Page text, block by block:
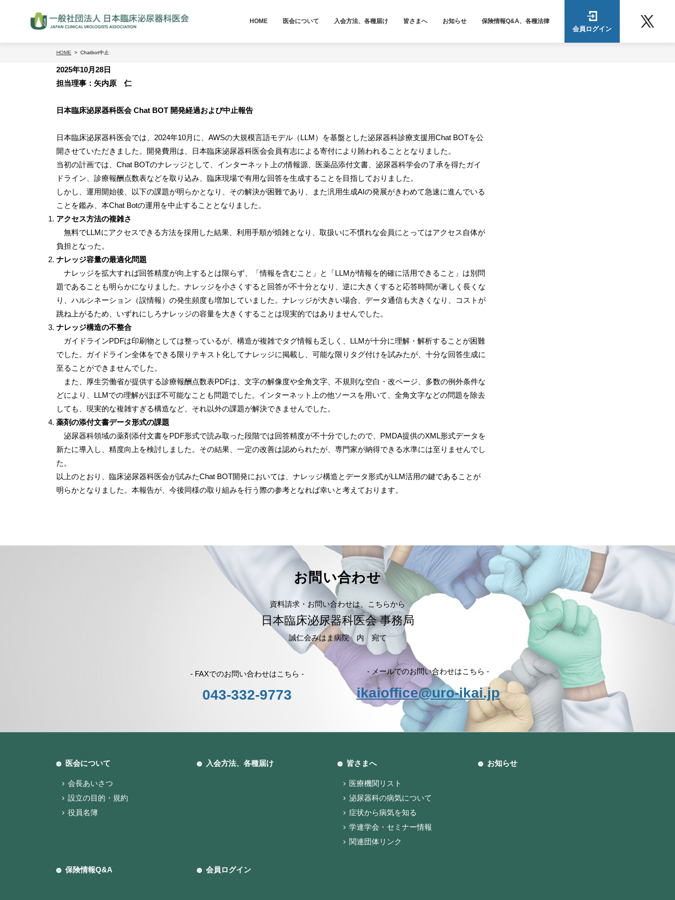
HOME 医会について 入会方法、各種届け 皆さまへ お知らせ 保険情報Q&A、各種法律
会員ログイン
HOME Chatbot中止
2025年10月 28 日
担当理事：矢内原 仁
日本臨床泌尿器科医会Chat BOT 開発経過および中止報告
日本臨床泌尿器科医会では、 2024年10月に、 AWSの大規模言語モデル（LLM）を基盤とした泌尿器科診療支援用Chat BOTを公
開させていただきました。開発費用は、日本臨床泌尿器科医会会員有志による寄付により賄われることとなりました。
当初の計画では、 Chat BOTのナレッジとして、インターネット上の情報源、医薬品添付文書、泌尿器科学会の了承を得たガイ
ドライン、診療報酬点数表などを取り込み、臨床現場で有用な回答を生成することを目指しておりました。
しかし、運用開始後、以下の課題が明らかとなり、その解決が困難であり、また汎用生成AIの発展がきわめて急速に進んでいる
ことを鑑み、本Chat Botの運用を中止することとなりました。
アクセス方法の複雑さ
無料でLLMにアクセスできる方法を採用した結果、利用手順が煩雑となり、取扱いに不慣れな会員にとってはアクセス自体が
負担となった。
ナレッジ容量の最適化問題
ナレッジを拡大すれば回答精度が向上するとは限らず、「情報を含むこと」と「LLMが情報を的確に活用できること」は別問
題であることも明らかになりました。ナレッジを小さくすると回答が不十分となり、逆に大きくすると応答時間が著しく長くな
り、ハルシネーション（誤情報）の発生頻度も増加していました。ナレッジが大きい場合、データ通信も大きくなり、コストが
跳ね上がるため、いずれにしろナレッジの容量を大きくすることは現実的ではありませんでした。
ナレッジ構造の不整合
ガイドラインPDFは印刷物としては整っているが、構造が複雑でタグ情報も乏しく、 LLMが十分に理解・解析することが困難
でした。ガイドライン全体をできる限りテキスト化してナレッジに掲載し、可能な限りタグ付けを試みたが、十分な回答生成に
至ることができませんでした。
また、厚生労働省が提供する診療報酬点数表PDFは、文字の解像度や全角文字、不規則な空白・改ページ、多数の例外条件な
どにより、 LLMでの理解がほぼ不可能なことも問題でした。インターネット上の他ソースを用いて、全角文字などの問題を除去
しても、現実的な複雑すぎる構造など、それ以外の課題が解決できませんでした。
薬剤の添付文書データ形式の課題
泌尿器科領域の薬剤添付文書をPDF形式で読み取った段階では回答精度が不十分でしたので、 PMDA提供のXML形式データを
新たに導入し、精度向上を検討しました。その結果、一定の改善は認められたが、専門家が納得できる水準には至りませんでし
た。
以上のとおり、臨床泌尿器科医会が試みたChat BOT開発においては、ナレッジ構造とデータ形式がLLM活用の鍵であることが
明らかとなりました。本報告が、今後同様の取り組みを行う際の参考となれば幸いと考えております。
お問い合わせ
資料請求・お問い合わせは、こちらから
日本臨床泌尿器科医会 事務局
誠仁会みはま病院 内 宛て
- FAXでのお問い合わせはこちら -
043-332-9773
- メールでのお問い合わせはこちら -
ikaioffice@uro-ikai.jp
医会について
会長あいさつ
設立の目的・規約
役員名簿
入会方法、各種届け 皆さまへ
医療機関リスト
泌尿器科の病気について
症状から病気を知る
学連学会・セミナー情報
関連団体リンク
お知らせ
保険情報Q&A 会員ログイン